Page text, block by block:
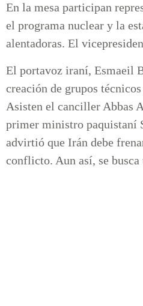
En la mesa participan
el programa nuclear y la
alentadoras. El
El portavoz iraní, Esmaeil
creación de grupos
Asisten el canciller Abbas
primer ministro paquistaní
advirtió que Irán debe
conflicto. Aun así, se busca